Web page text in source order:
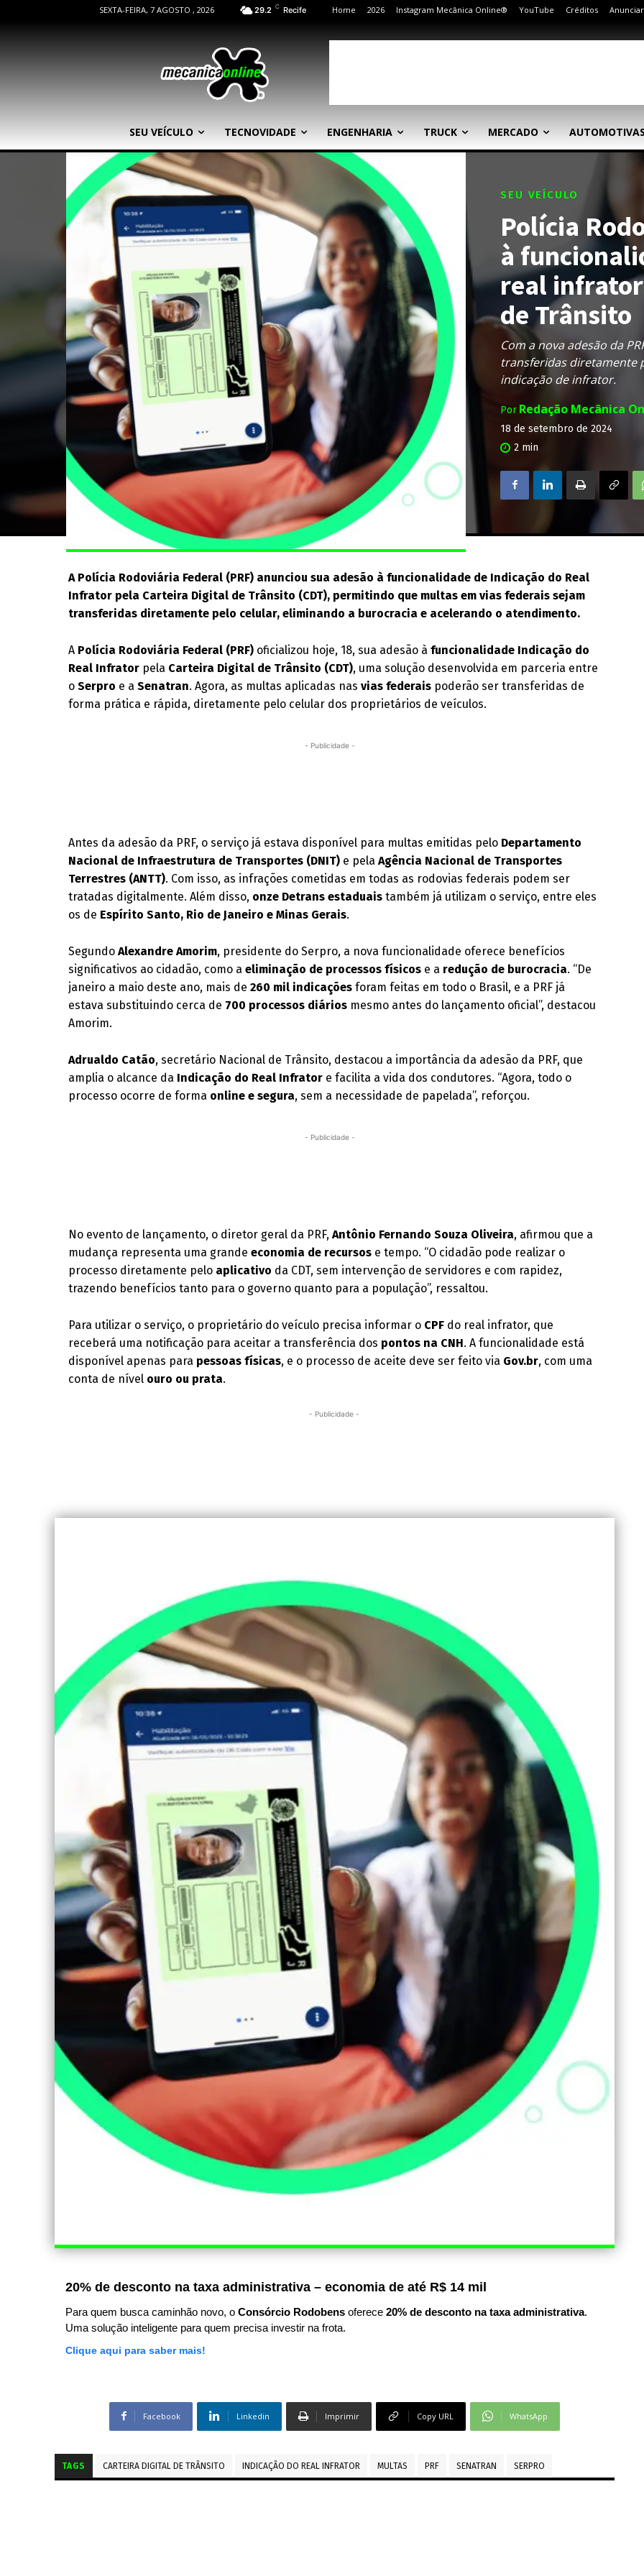
SEXTA-FEIRA, 7 AGOSTO , 2026 29.2 C Recife Home 2026 Instagram Mecânica Online® YouTube Créditos Anunciar
SEU VEÍCULO TECNOVIDADE ENGENHARIA TRUCK MERCADO AUTOMOTIVAS
SEU VEÍCULO
Polícia
à
real
de Trânsito
Com a nova adesão da
transferidas diretamente
indicação de infrator.
Por Redação Mecânica
18 de setembro de 2024
2 min
A Polícia Rodoviária Federal (PRF) anunciou sua adesão à funcionalidade de Indicação do Real
Infrator pela Carteira Digital de Trânsito (CDT), permitindo que multas em vias federais sejam
transferidas diretamente pelo celular, eliminando a burocracia e acelerando o atendimento.
A Polícia Rodoviária Federal (PRF) oficializou hoje, 18, sua adesão àfuncionalidade Indicação do
Real Infrator pela Carteira Digital de Trânsito (CDT), uma solução desenvolvida em parceria entre
oSerpro e aSenatran. Agora, as multas aplicadas nasvias federais poderão ser transferidas de
forma prática e rápida, diretamente pelo celular dos proprietários de veículos.
- Publicidade -
Antes da adesão da PRF, o serviço já estava disponível para multas emitidas pelo Departamento
Nacional de Infraestrutura de Transportes (DNIT) e pelaAgência Nacional de Transportes
Terrestres (ANTT). Com isso, as infrações cometidas em todas as rodovias federais podem ser
tratadas digitalmente. Além disso, onze Detrans estaduais também já utilizam o serviço, entre eles
os de Espírito Santo, Rio de Janeiro e Minas Gerais.
SegundoAlexandre Amorim, presidente do Serpro, a nova funcionalidade oferece benefícios
significativos ao cidadão, como aeliminação de processos físicos e a redução de burocracia. “De
janeiro a maio deste ano, mais de260 mil indicações foram feitas em todo o Brasil, e a PRF já
estava substituindo cerca de 700 processos diários mesmo antes do lançamento oficial”, destacou
Amorim.
Adrualdo Catão, secretário Nacional de Trânsito, destacou a importância da adesão da PRF, que
amplia o alcance da Indicação do Real Infrator e facilita a vida dos condutores. “Agora, todo o
processo ocorre de forma online e segura, sem a necessidade de papelada”, reforçou.
- Publicidade -
No evento de lançamento, o diretor geral da PRF,Antônio Fernando Souza Oliveira, afirmou que a
mudança representa uma grandeeconomia de recursos e tempo. “O cidadão pode realizar o
processo diretamente pelo aplicativo da CDT, sem intervenção de servidores e com rapidez,
trazendo benefícios tanto para o governo quanto para a população”, ressaltou.
Para utilizar o serviço, o proprietário do veículo precisa informar o CPF do real infrator, que
receberá uma notificação para aceitar a transferência dos pontos na CNH. A funcionalidade está
disponível apenas para pessoas físicas, e o processo de aceite deve ser feito via Gov.br, com uma
conta de nível ouro ou prata.
- Publicidade -
20% de desconto na taxa administrativa – economia de até R$ 14 mil
Para quem busca caminhão novo, o Consórcio Rodobens oferece 20% de desconto na taxa administrativa.
Uma solução inteligente para quem precisa investir na frota.
Clique aqui para saber mais!
Facebook Linkedin Imprimir Copy URL WhatsApp
TAGS CARTEIRA DIGITAL DE TRÂNSITO INDICAÇÃO DO REAL INFRATOR MULTAS PRF SENATRAN SERPRO